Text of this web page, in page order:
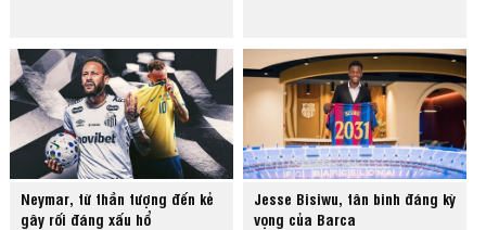
Neymar, từ thần tượng đến kẻ
gây rối đáng xấu hổ
Jesse Bisiwu, tân binh đáng kỳ
vọng của Barca